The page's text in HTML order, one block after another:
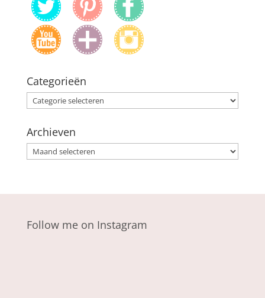
Categorieën
Categorieën
Archieven
Archieven
Follow me on Instagram